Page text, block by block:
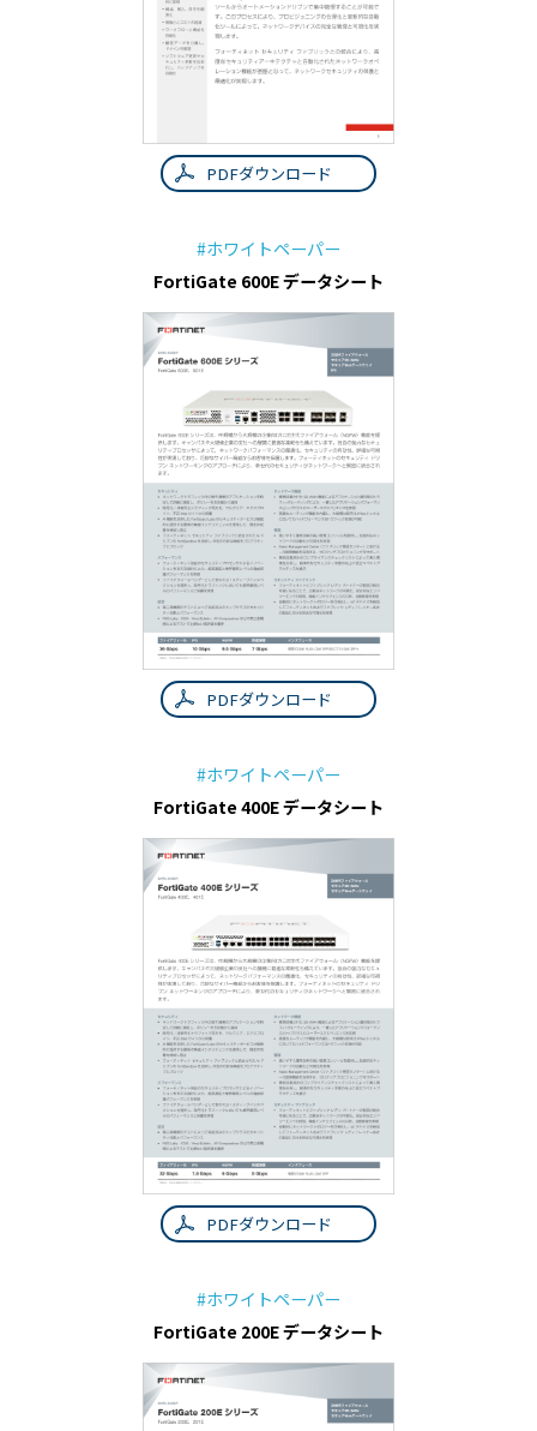
PDFダウンロード
#ホワイトペーパー
FortiGate 600E データシート
PDFダウンロード
#ホワイトペーパー
FortiGate 400E データシート
PDFダウンロード
#ホワイトペーパー
FortiGate 200E データシート